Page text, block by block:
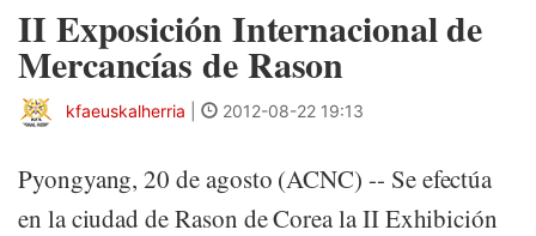
II Exposición Internacional de
Mercancías de Rason
kfaeuskalherria 2012-08-22 19:13
Pyongyang, 20 de agosto (ACNC) -- Se efectúa
en la ciudad de Rason de Corea la II Exhibición